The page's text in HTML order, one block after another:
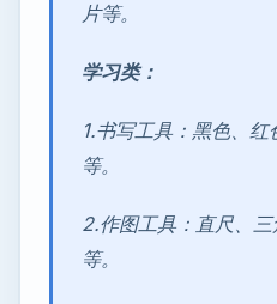
片等。
学习类：
1.书写工具：黑色、
等。
2.作图工具：直尺、
等。